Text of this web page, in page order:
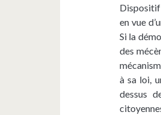
Dispositif
en vue
Si la
des
à sa loi,
dessus